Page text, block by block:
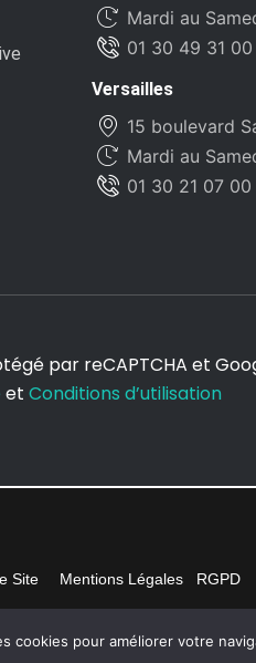
Mardi au
01 30 49 31 00
Versailles
15 boulevard
Mardi au
01 30 21 07 00
par reCAPTCHA et
et Conditions d’utilisation
Site Mentions Légales RGPD
cookies pour améliorer votre